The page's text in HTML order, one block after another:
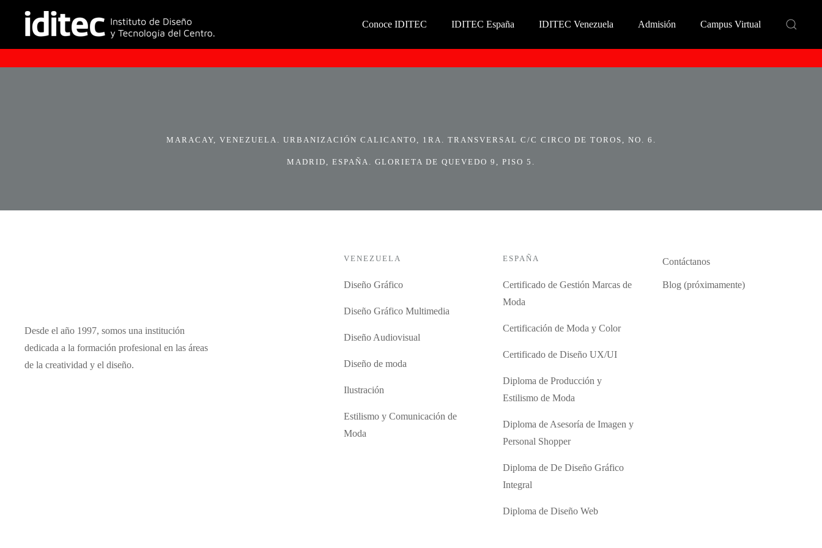
Conoce IDITEC IDITEC España IDITEC Venezuela Admisión Campus Virtual
MARACAY, VENEZUELA. URBANIZACIÓN CALICANTO, 1RA. TRANSVERSAL C/C CIRCO DE TOROS, NO. 6.
MADRID, ESPAÑA. GLORIETA DE QUEVEDO 9, PISO 5.
Desde el año 1997, somos una institución
dedicada a la formación profesional en las áreas
de la creatividad y el diseño.
VENEZUELA
Diseño Gráfico
Diseño Gráfico Multimedia
Diseño Audiovisual
Diseño de moda
Ilustración
Estilismo y Comunicación de
Moda
ESPAÑA
Certificado de Gestión Marcas de
Moda
Certificación de Moda y Color
Certificado de Diseño UX/UI
Diploma de Producción y
Estilismo de Moda
Diploma de Asesoría de Imagen y
Personal Shopper
Diploma de De Diseño Gráfico
Integral
Diploma de Diseño Web
Contáctanos
Blog (próximamente)